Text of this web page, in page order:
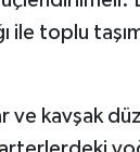
ile toplu
ve kavşak